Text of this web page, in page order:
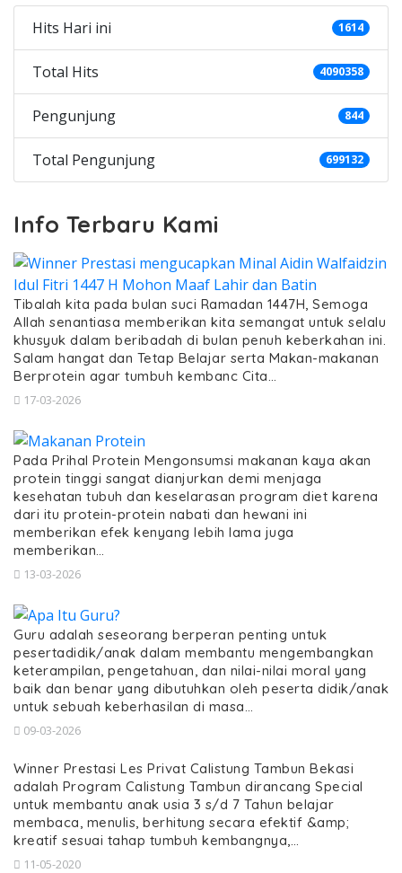
Hits Hari ini 1614
Total Hits 4090358
Pengunjung 844
Total Pengunjung 699132
Info Terbaru Kami
Tibalah kita pada bulan suci Ramadan 1447H, Semoga
Allah senantiasa memberikan kita semangat untuk selalu
khusyuk dalam beribadah di bulan penuh keberkahan ini.
Salam hangat dan Tetap Belajar serta Makan-makanan
Berprotein agar tumbuh kembanc Cita…
17-03-2026
Pada Prihal Protein Mengonsumsi makanan kaya akan
protein tinggi sangat dianjurkan demi menjaga
kesehatan tubuh dan keselarasan program diet karena
dari itu protein-protein nabati dan hewani ini
memberikan efek kenyang lebih lama juga
memberikan…
13-03-2026
Guru adalah seseorang berperan penting untuk
pesertadidik/anak dalam membantu mengembangkan
keterampilan, pengetahuan, dan nilai-nilai moral yang
baik dan benar yang dibutuhkan oleh peserta didik/anak
untuk sebuah keberhasilan di masa…
09-03-2026
Winner Prestasi Les Privat Calistung Tambun Bekasi
adalah Program Calistung Tambun dirancang Special
untuk membantu anak usia 3 s/d 7 Tahun belajar
membaca, menulis, berhitung secara efektif &amp;
kreatif sesuai tahap tumbuh kembangnya,…
11-05-2020